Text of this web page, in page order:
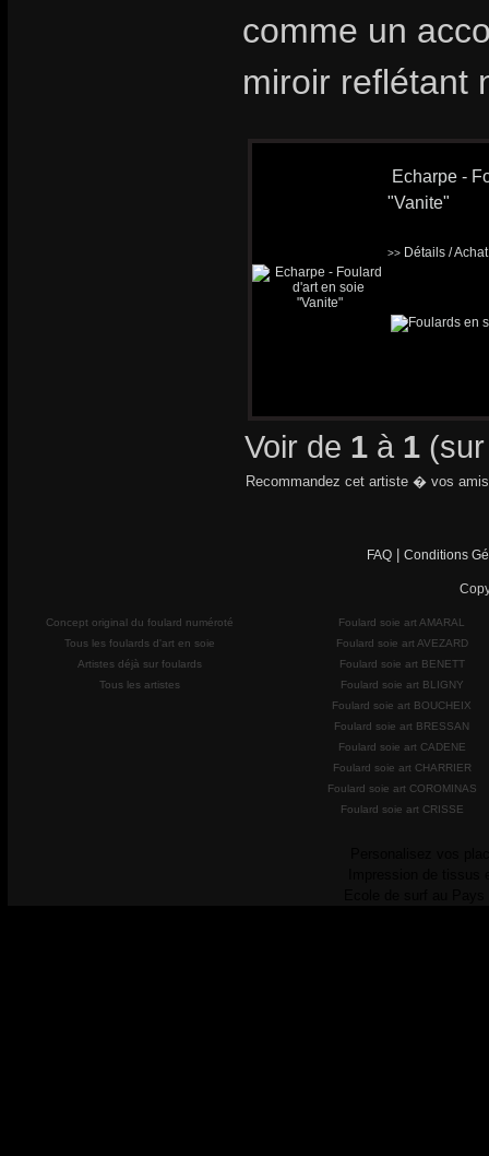
comme un
miroir reflétant
Echarpe -
"Vanite"
>> Détails /
Voir de 1 à 1
Recommandez cet artiste � vos
FAQ Conditions
Concept original du foulard numéroté
Tous les foulards d'art en soie
Artistes déjà sur foulards
Tous les artistes
Foulard soie art AMARAL
Foulard soie art AVEZARD
Foulard soie art BENETT
Foulard soie art BLIGNY
Foulard soie art BOUCHEIX
Foulard soie art BRESSAN
Foulard soie art CADENE
Foulard soie art CHARRIER
Foulard soie art COROMINAS
Foulard soie art CRISSE